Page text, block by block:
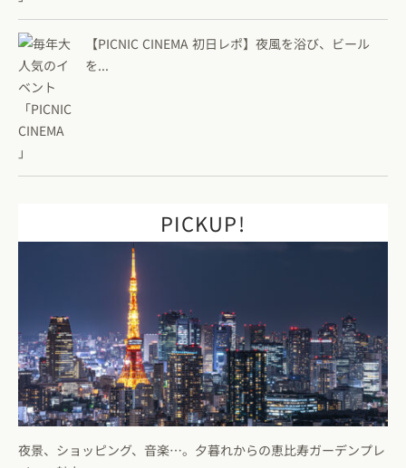
【PICNIC CINEMA 初日レポ】夜風を浴び、ビール
を...
PICKUP!
夜景、ショッピング、音楽…。夕暮れからの恵比寿ガーデンプレ